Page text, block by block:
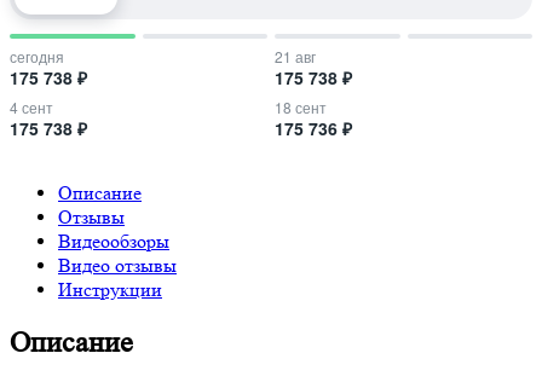
сегодня
175 738 ₽
21 авг
175 738 ₽
4 сент
175 738 ₽
18 сент
175 736 ₽
Описание
Отзывы
Видеообзоры
Видео отзывы
Инструкции
Описание